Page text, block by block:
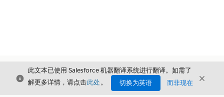
关闭
此文本已使用 Salesforce 机器翻译系统进行翻译。如需了
解更多详情，请点击此处。 切换为英语 而非现在 关闭